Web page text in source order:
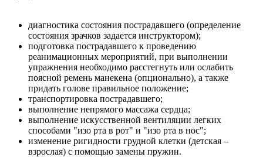
диагностика состояния пострадавшего (определение
состояния зрачков задается инструктором);
подготовка пострадавшего к проведению
реанимационных мероприятий, при выполнении
упражнения необходимо расстегнуть или ослабить
поясной ремень манекена (опционально), а также
придать голове правильное положение;
транспортировка пострадавшего;
выполнение непрямого массажа сердца;
выполнение искусственной вентиляции легких
способами "изо рта в рот" и "изо рта в нос";
изменение ригидности грудной клетки (детская –
взрослая) с помощью замены пружин.